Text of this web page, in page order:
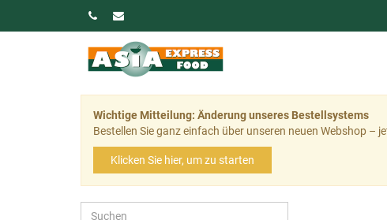
Wichtige Mitteilung: Änderung unseres Bestellsystems
Bestellen Sie ganz einfach über unseren neuen Webshop –
Klicken Sie hier, um zu starten